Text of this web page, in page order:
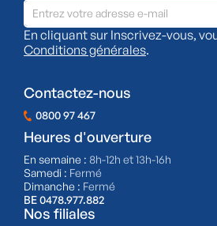
En cliquant sur Inscrivez-vous,
Conditions générales.
Contactez-nous
0800 97 467
Heures d'ouverture
En semaine : 8h-12h et 13h-16h
Samedi : Fermé
Dimanche : Fermé
BE 0478.977.882
Nos filiales